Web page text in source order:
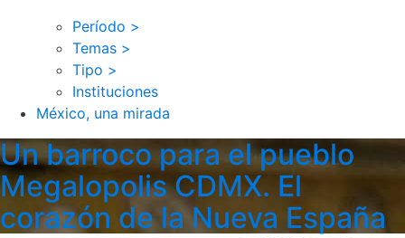
Período >
Temas >
Tipo >
Instituciones
México, una mirada
Un barroco para el pueblo
Megalopolis CDMX. El
corazón de la Nueva España